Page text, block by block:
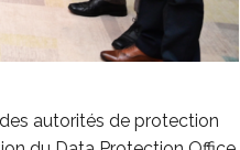
autorités de protection